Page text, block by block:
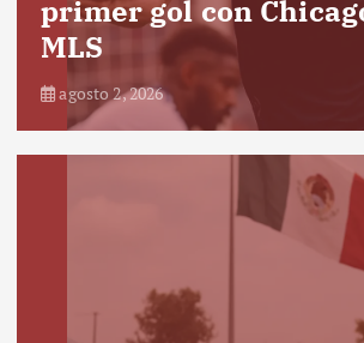
primer gol con
MLS
agosto 2, 2026